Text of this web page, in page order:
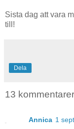
Sista dag att vara
till!
Dela
13
Annica 1